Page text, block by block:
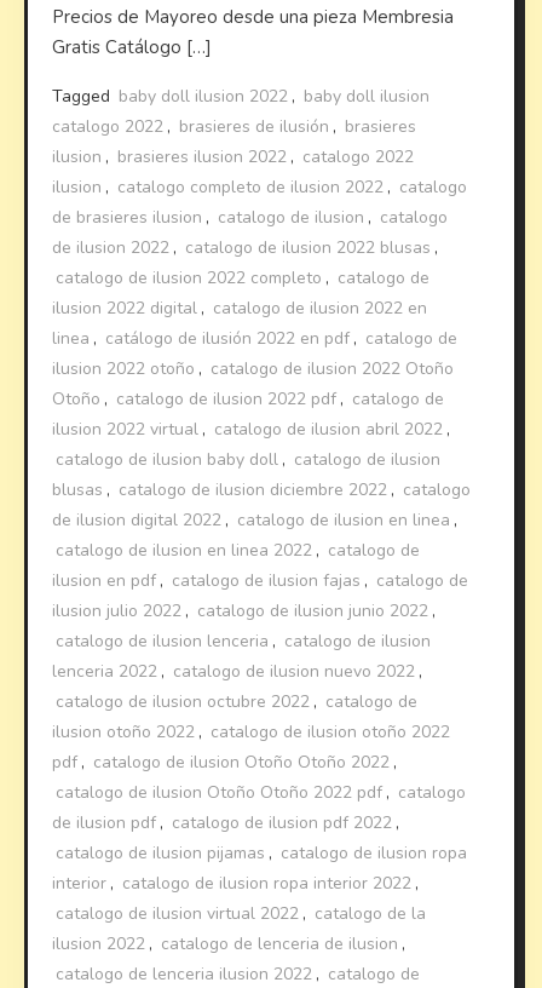
Precios de Mayoreo desde una pieza Membresia
Gratis Catálogo […]
Tagged baby doll ilusion 2022 , baby doll ilusion
catalogo 2022 , brasieres de ilusión , brasieres
ilusion , brasieres ilusion 2022 , catalogo 2022
ilusion , catalogo completo de ilusion 2022 , catalogo
de brasieres ilusion , catalogo de ilusion , catalogo
de ilusion 2022 , catalogo de ilusion 2022 blusas ,
catalogo de ilusion 2022 completo , catalogo de
ilusion 2022 digital , catalogo de ilusion 2022 en
linea , catálogo de ilusión 2022 en pdf , catalogo de
ilusion 2022 otoño , catalogo de ilusion 2022 Otoño
Otoño , catalogo de ilusion 2022 pdf , catalogo de
ilusion 2022 virtual , catalogo de ilusion abril 2022 ,
catalogo de ilusion baby doll , catalogo de ilusion
blusas , catalogo de ilusion diciembre 2022 , catalogo
de ilusion digital 2022 , catalogo de ilusion en linea ,
catalogo de ilusion en linea 2022 , catalogo de
ilusion en pdf , catalogo de ilusion fajas , catalogo de
ilusion julio 2022 , catalogo de ilusion junio 2022 ,
catalogo de ilusion lenceria , catalogo de ilusion
lenceria 2022 , catalogo de ilusion nuevo 2022 ,
catalogo de ilusion octubre 2022 , catalogo de
ilusion otoño 2022 , catalogo de ilusion otoño 2022
pdf , catalogo de ilusion Otoño Otoño 2022 ,
catalogo de ilusion Otoño Otoño 2022 pdf , catalogo
de ilusion pdf , catalogo de ilusion pdf 2022 ,
catalogo de ilusion pijamas , catalogo de ilusion ropa
interior , catalogo de ilusion ropa interior 2022 ,
catalogo de ilusion virtual 2022 , catalogo de la
ilusion 2022 , catalogo de lenceria de ilusion ,
catalogo de lenceria ilusion 2022 , catalogo de